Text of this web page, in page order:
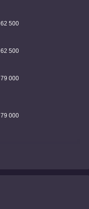
62 500
62 500
79 000
79 000